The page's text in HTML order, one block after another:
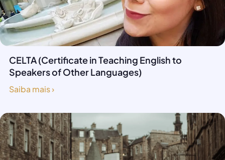
CELTA (Certificate in Teaching English to
Speakers of Other Languages)
Saiba mais ›